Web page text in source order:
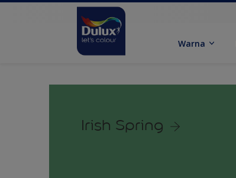
Warna
Irish Spring